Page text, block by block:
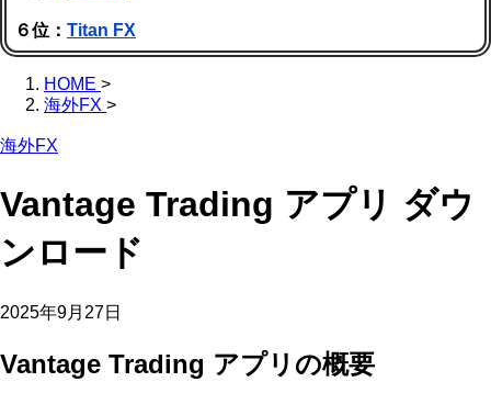
６位： Titan FX
HOME >
海外FX >
海外FX
Vantage Trading アプリ ダウ
ンロード
2025年9月27日
Vantage Trading アプリの概要